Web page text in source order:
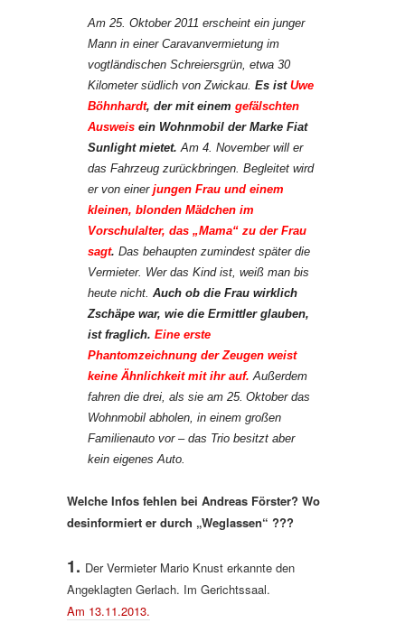
Am 25. Oktober 2011 erscheint ein junger
Mann in einer Caravanvermietung im
vogtländischen Schreiersgrün, etwa 30
Kilometer südlich von Zwickau. Es ist Uwe
Böhnhardt, der mit einem gefälschten
Ausweis ein Wohnmobil der Marke Fiat
Sunlight mietet. Am 4. November will er
das Fahrzeug zurückbringen. Begleitet wird
er von einer jungen Frau und einem
kleinen, blonden Mädchen im
Vorschulalter, das „Mama“ zu der Frau
sagt. Das behaupten zumindest später die
Vermieter. Wer das Kind ist, weiß man bis
heute nicht. Auch ob die Frau wirklich
Zschäpe war, wie die Ermittler glauben,
ist fraglich. Eine erste
Phantomzeichnung der Zeugen weist
keine Ähnlichkeit mit ihr auf. Außerdem
fahren die drei, als sie am 25. Oktober das
Wohnmobil abholen, in einem großen
Familienauto vor – das Trio besitzt aber
kein eigenes Auto.
Welche Infos fehlen bei Andreas Förster? Wo
desinformiert er durch „Weglassen“ ???
1. Der Vermieter Mario Knust erkannte den
Angeklagten Gerlach. Im Gerichtssaal.
Am 13.11.2013.